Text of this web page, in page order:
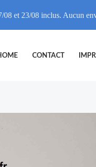
CONTACT
et 23/08 inclus. Aucun